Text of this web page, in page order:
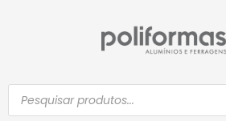
Pesquisar
produtos